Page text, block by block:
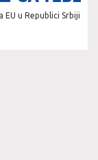
EU u Republici Srbiji